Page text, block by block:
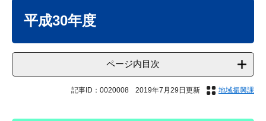
平成30年度
ページ内目次
記事ID：0020008 2019年7月29日更新 地域振興課